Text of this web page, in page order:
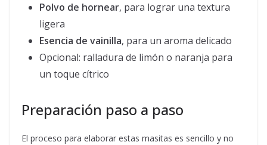
Polvo de hornear, para lograr una textura
ligera
Esencia de vainilla, para un aroma delicado
Opcional: ralladura de limón o naranja para
un toque cítrico
Preparación paso a paso
El proceso para elaborar estas masitas es sencillo y no